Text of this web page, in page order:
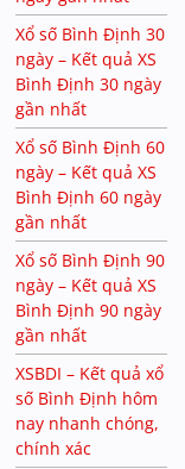
Xổ số Bình Định 30
ngày – Kết quả XS
Bình Định 30 ngày
gần nhất
Xổ số Bình Định 60
ngày – Kết quả XS
Bình Định 60 ngày
gần nhất
Xổ số Bình Định 90
ngày – Kết quả XS
Bình Định 90 ngày
gần nhất
XSBDI – Kết quả xổ
số Bình Định hôm
nay nhanh chóng,
chính xác